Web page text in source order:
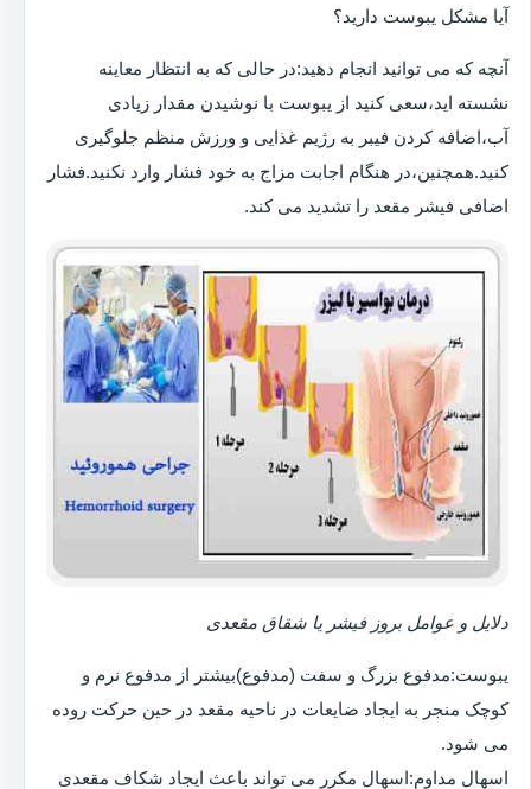
آیا مشکل یبوست دارید؟
آنچه که می توانید انجام دهید:در حالی که به انتظار معاینه
نشسته اید،سعی کنید از یبوست با نوشیدن مقدار زیادی
آب،اضافه کردن فیبر به رژیم غذایی و ورزش منظم جلوگیری
کنید.همچنین،در هنگام اجابت مزاج به خود فشار وارد نکنید.فشار
اضافی فیشر مقعد را تشدید می کند.
دلایل و عوامل بروز فیشر یا شقاق مقعدی
یبوست:مدفوع بزرگ و سفت (مدفوع)بیشتر از مدفوع نرم و
کوچک منجر به ایجاد ضایعات در ناحیه مقعد در حین حرکت روده
می شود.
اسهال مداوم:اسهال مکرر می تواند باعث ایجاد شکاف مقعدی